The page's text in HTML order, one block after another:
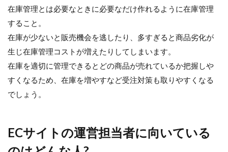
ろ・
辛い
とこ
ろ
5.1
楽し
いと
ころ
5.2
ろ
6
在庫管理とは必要なときに必要なだけ作れるように在庫管理
すること。
在庫が少ないと販売機会を逃したり、多すぎると商品劣化が
生じ在庫管理コストが増えたりしてしまいます。
在庫を適切に管理できるとどの商品が売れているか把握しや
すくなるため、在庫を増やすなど受注対策も取りやすくなる
でしょう。
ECサイトの運営担当者に向いている